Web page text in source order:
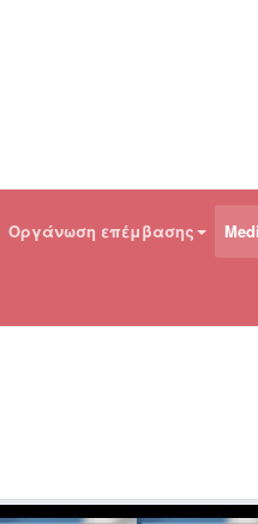
Οργάνωση επέμβασης